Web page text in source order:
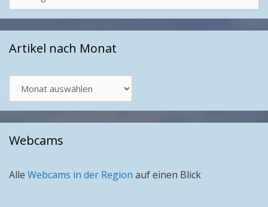
Artikel nach Monat
nach
Monat
Webcams
Alle Webcams in der Region auf einen Blick